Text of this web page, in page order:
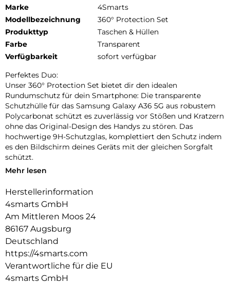
Marke
4Smarts
Modellbezeichnung
360° Protection Set
Produkttyp
Taschen & Hüllen
Farbe
Transparent
Verfügbarkeit
sofort verfügbar
Perfektes Duo:
Unser 360° Protection Set bietet dir den idealen
Rundumschutz für dein Smartphone: Die transparente
Schutzhülle für das Samsung Galaxy A36 5G aus robustem
Polycarbonat schützt es zuverlässig vor Stößen und Kratzern
ohne das Original-Design des Handys zu stören. Das
hochwertige 9H-Schutzglas, komplettiert den Schutz indem
es den Bildschirm deines Geräts mit der gleichen Sorgfalt
schützt.
Unbeeinträchtigte Bedienung:
optimalen Schutz für dein Gerät, ohne die Bedienbarkeit
einzuschränken. Während die Hülle es vor Stößen und
Kratzern bewahrt, schützt das Schutzglas das Display, ohne
die Touchscreen-Funktionalität zu beeinträchtigen. Erlebe
uneingeschränkte Nutzung und maximalen Schutz in einem
Produkt.
Transparente Eleganz:
Entdecke den Vorteil von Schutz und Ästhetik mit unserer
Mehr lesen
Herstellerinformation
4smarts GmbH
Am Mittleren Moos 24
86167 Augsburg
Deutschland
https://4smarts.com
Verantwortliche für die EU
4smarts GmbH